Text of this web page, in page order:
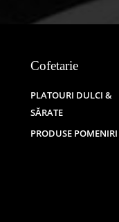
Cofetarie
PLATOURI DULCI &
SĂRATE
PRODUSE POMENIRI